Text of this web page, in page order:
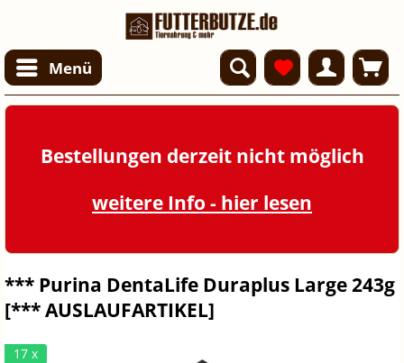
Menü
Bestellungen derzeit nicht möglich
weitere Info - hier lesen
*** Purina DentaLife Duraplus Large 243g
[*** AUSLAUFARTIKEL]
17 x